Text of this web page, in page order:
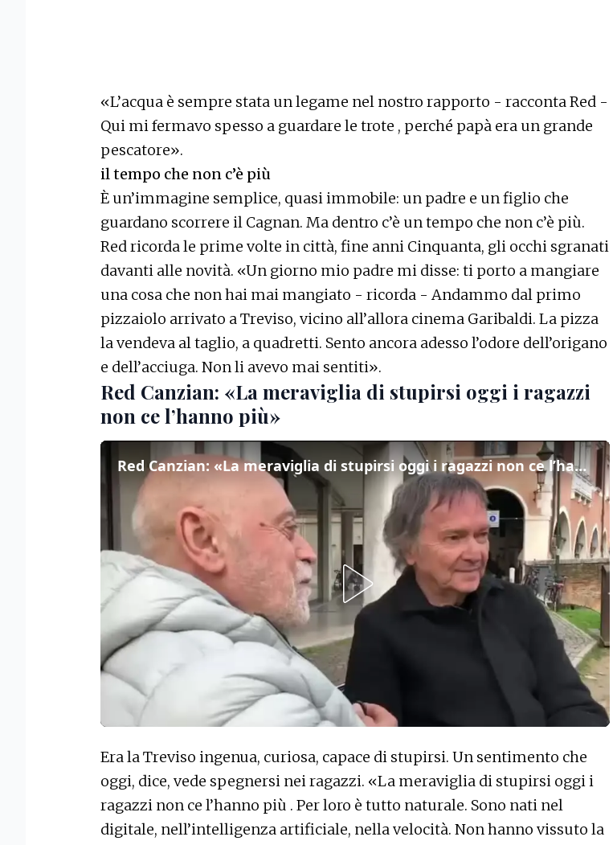
«L’acqua è sempre stata un legame nel nostro rapporto - racconta Red -
Qui mi fermavo spesso a guardare le trote , perché papà era un grande
pescatore».
il tempo che non c’è più
È un’immagine semplice, quasi immobile: un padre e un figlio che
guardano scorrere il Cagnan. Ma dentro c’è un tempo che non c’è più.
Red ricorda le prime volte in città, fine anni Cinquanta, gli occhi sgranati
davanti alle novità. «Un giorno mio padre mi disse: ti porto a mangiare
una cosa che non hai mai mangiato - ricorda - Andammo dal primo
pizzaiolo arrivato a Treviso, vicino all’allora cinema Garibaldi. La pizza
la vendeva al taglio, a quadretti. Sento ancora adesso l’odore dell’origano
e dell’acciuga. Non li avevo mai sentiti».
Red Canzian: «La meraviglia di stupirsi oggi i ragazzi
non ce l’hanno più»
Red Canzian: «La meraviglia di stupirsi oggi i ragazzi non ce l’hanno più»
Era la Treviso ingenua, curiosa, capace di stupirsi. Un sentimento che
oggi, dice, vede spegnersi nei ragazzi. «La meraviglia di stupirsi oggi i
ragazzi non ce l’hanno più . Per loro è tutto naturale. Sono nati nel
digitale, nell’intelligenza artificiale, nella velocità. Non hanno vissuto la